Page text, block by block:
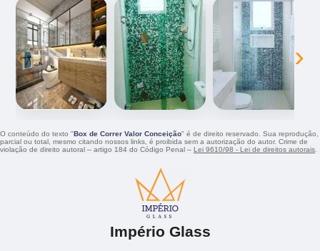
‹ ›
O conteúdo do texto "Box de Correr Valor Conceição" é de direito reservado. Sua reprodução,
parcial ou total, mesmo citando nossos links, é proibida sem a autorização do autor. Crime de
violação de direito autoral – artigo 184 do Código Penal – Lei 9610/98 - Lei de direitos autorais
Império Glass